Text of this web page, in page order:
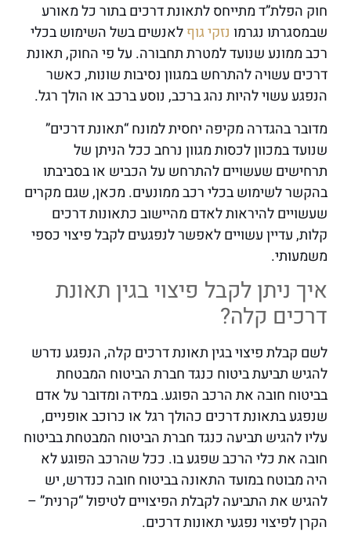
חוק הפלת”ד מתייחס לתאונת דרכים בתור כל מאורע
שבמסגרתו נגרמו נזקי גוףלאנשים בשל השימוש בכלי
רכב ממונע שנועד למטרת תחבורה. על פי החוק, תאונת
דרכים עשויה להתרחש במגוון נסיבות שונות, כאשר
הנפגע עשוי להיות נהג ברכב, נוסע ברכב או הולך רגל.
מדובר בהגדרה מקיפה יחסית למונח “תאונת דרכים”
שנועד במכוון לכסות מגוון נרחב ככל הניתן של
תרחישים שעשויים להתרחש על הכביש או בסביבתו
בהקשר לשימוש בכלי רכב ממונעים. מכאן, שגם מקרים
שעשויים להיראות לאדם מהיישוב כתאונות דרכים
קלות, עדיין עשויים לאפשר לנפגעים לקבל פיצוי כספי
משמעותי.
איך ניתן לקבל פיצוי בגין תאונת
דרכים קלה?
לשם קבלת פיצוי בגין תאונת דרכים קלה, הנפגע נדרש
להגיש תביעת ביטוח כנגד חברת הביטוח המבטחת
בביטוח חובה את הרכב הפוגע. במידה ומדובר על אדם
שנפגע בתאונת דרכים כהולך רגל או כרוכב אופניים,
עליו להגיש תביעה כנגד חברת הביטוח המבטחת בביטוח
חובה את כלי הרכב שפגע בו. ככל שהרכב הפוגע לא
היה מבוטח במועד התאונה בביטוח חובה כנדרש, יש
להגיש את התביעה לקבלת הפיצויים לטיפול “קרנית” –
הקרן לפיצוי נפגעי תאונות דרכים.